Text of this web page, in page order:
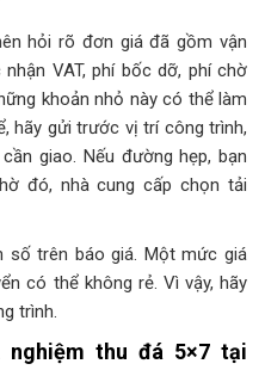
hỏi rõ đơn giá đã gồm vận
VAT, phí bốc dỡ, phí chờ
khoản nhỏ này có thể làm
hãy gửi trước vị trí công trình,
giao. Nếu đường hẹp, bạn
đó, nhà cung cấp chọn tải
trên báo giá. Một mức giá
có thể không rẻ. Vì vậy, hãy
trình.
nghiệm thu đá 5×7 tại